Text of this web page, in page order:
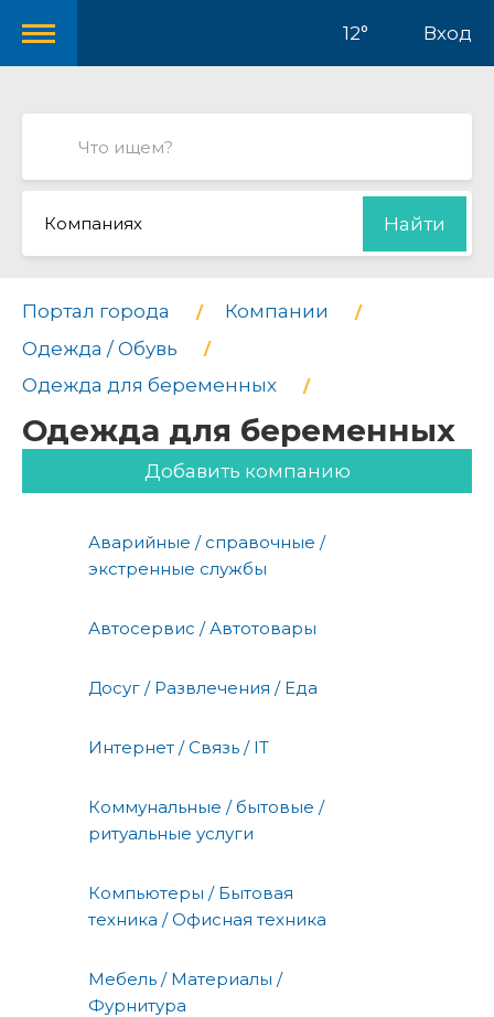
12° Вход
Компаниях Найти
Портал города
Компании
Одежда / Обувь
Одежда для беременных
Одежда для беременных
Добавить компанию
Аварийные / справочные /
экстренные службы
Автосервис / Автотовары
Досуг / Развлечения / Еда
Интернет / Связь / IT
Коммунальные / бытовые /
ритуальные услуги
Компьютеры / Бытовая
техника / Офисная техника
Мебель / Материалы /
Фурнитура